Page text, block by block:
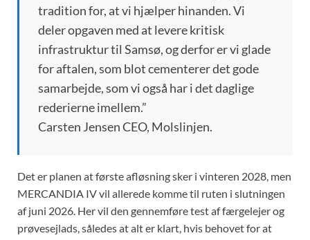
tradition for, at vi hjælper hinanden. Vi
deler opgaven med at levere kritisk
infrastruktur til Samsø, og derfor er vi glade
for aftalen, som blot cementerer det gode
samarbejde, som vi også har i det daglige
rederierne imellem.”
Carsten Jensen CEO, Molslinjen.
Det er planen at første afløsning sker i vinteren 2028, men
MERCANDIA IV vil allerede komme til ruten i slutningen
af juni 2026. Her vil den gennemføre test af færgelejer og
prøvesejlads, således at alt er klart, hvis behovet for at